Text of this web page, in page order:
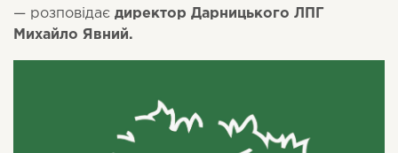
— розповідає директор Дарницького ЛПГ
Михайло Явний.